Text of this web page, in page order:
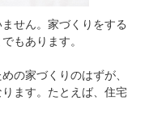
せん。家づくりをする
もあります。
の家づくりのはずが、
ます。たとえば、住宅